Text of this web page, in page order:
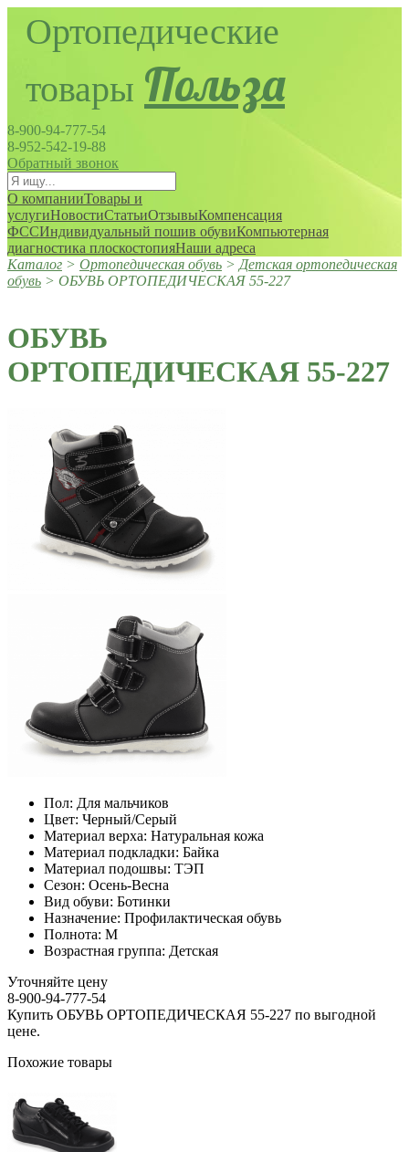
Польза
8-900-94-777-54
8-952-542-19-88
Обратный звонок
О компанииТовары и
услугиНовостиСтатьиОтзывыКомпенсация
ФССИндивидуальный пошив обувиКомпьютерная
диагностика плоскостопияНаши адреса
Каталог > Ортопедическая обувь > Детская ортопедическая
обувь > ОБУВЬ ОРТОПЕДИЧЕСКАЯ 55-227
ОБУВЬ
ОРТОПЕДИЧЕСКАЯ 55-227
Пол: Для мальчиков
Цвет: Черный/Серый
Материал верха: Натуральная кожа
Материал подкладки: Байка
Материал подошвы: ТЭП
Сезон: Осень-Весна
Вид обуви: Ботинки
Назначение: Профилактическая обувь
Полнота: M
Возрастная группа: Детская
Уточняйте цену
8-900-94-777-54
Купить ОБУВЬ ОРТОПЕДИЧЕСКАЯ 55-227 по выгодной
цене.
Похожие товары